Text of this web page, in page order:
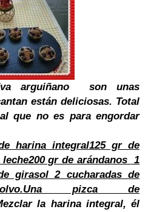
arguiñano son unas
están deliciosas. Total
que no es para engordar
harina integral125 gr de
leche200 gr de arándanos 1
girasol 2 cucharadas de
Una pizca de
la harina integral, él